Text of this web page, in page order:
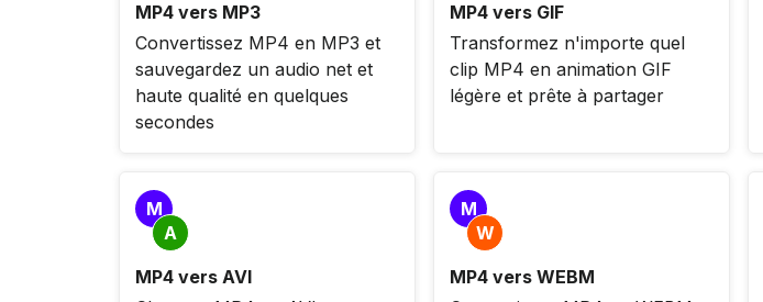
MP4 vers MP3
Convertissez MP4 en MP3 et
sauvegardez un audio net et
haute qualité en quelques
secondes
MP4 vers GIF
Transformez n'importe quel
clip MP4 en animation GIF
légère et prête à partager
M
A
MP4 vers AVI
M
W
MP4 vers WEBM